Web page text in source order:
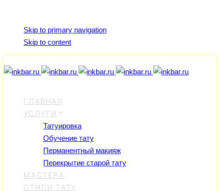
Skip to primary navigation
Skip to content
ГЛАВНАЯ
УСЛУГИ
Татуировка
Обучение тату
Перманентный макияж
Перекрытие старой тату
МАСТЕРА
СТИЛИ ТАТУ